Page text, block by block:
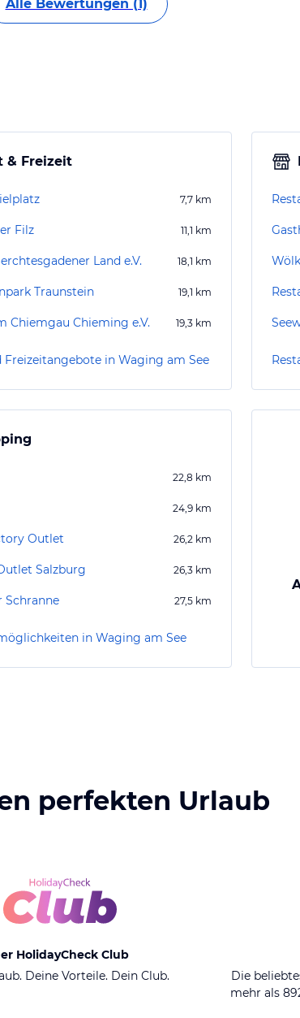
Alle Bewertungen (1)
& Freizeit
7,7 km
Filz 11,1 km
Land e.V. 18,1 km
Traunstein 19,1 km
Chiemgau Chieming e.V. 19,3 km
Freizeitangebote in Waging am See
22,8 km
24,9 km
Outlet 26,2 km
Salzburg 26,3 km
Schranne 27,5 km
in Waging am See
perfekten Urlaub
HolidayCheck Club
Deine Vorteile. Dein Club.
Die
mehr als